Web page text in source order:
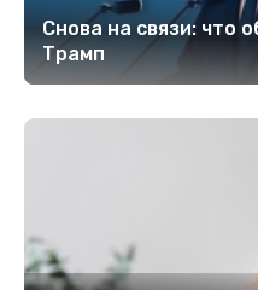
Снова на связи: что
Трамп